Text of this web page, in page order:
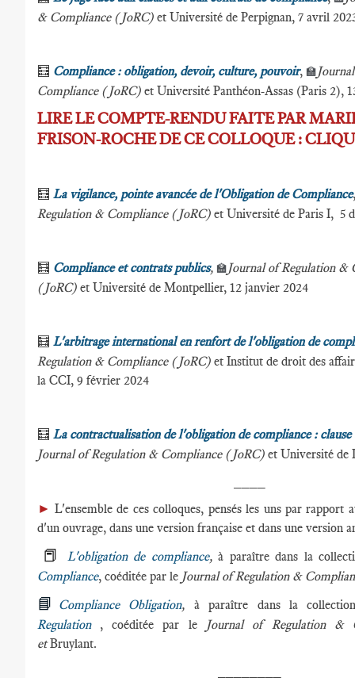
& Compliance (JoRC) et Université de Perpignan, 7 avril
🧮 Compliance : obligation, devoir, culture, pouvoir, 🏫
Compliance (JoRC) et Université Panthéon-Assas (Paris 2),
LIRE LE COMPTE-RENDU FAITE PAR
FRISON-ROCHE DE CE COLLOQUE :
🧮 La vigilance, pointe avancée de l'Obligation de Compliance
Regulation & Compliance (JoRC) et Université de Paris I, 5
🧮 Compliance et contrats publics, 🏫Journal of Regulation &
(JoRC) et Université de Montpellier, 12 janvier 2024
🧮 L'arbitrage international en renfort de l'obligation de
Regulation & Compliance (JoRC) et Institut de droit des
la CCI, 9 février 2024
🧮 La contractualisation de l'obligation de compliance : clause
Journal of Regulation & Compliance (JoRC) et Université de
► L'ensemble de ces colloques, pensés les uns par rapport
d'un ouvrage, dans une version française et dans une version
📕 L'obligation de compliance,à paraître dans la
Compliance, coéditée par le Journal of Regulation &
📘 Compliance Obligation,
à paraître dans la
Regulation
, coéditée par le
Journal of Regulation &
etBruylant.